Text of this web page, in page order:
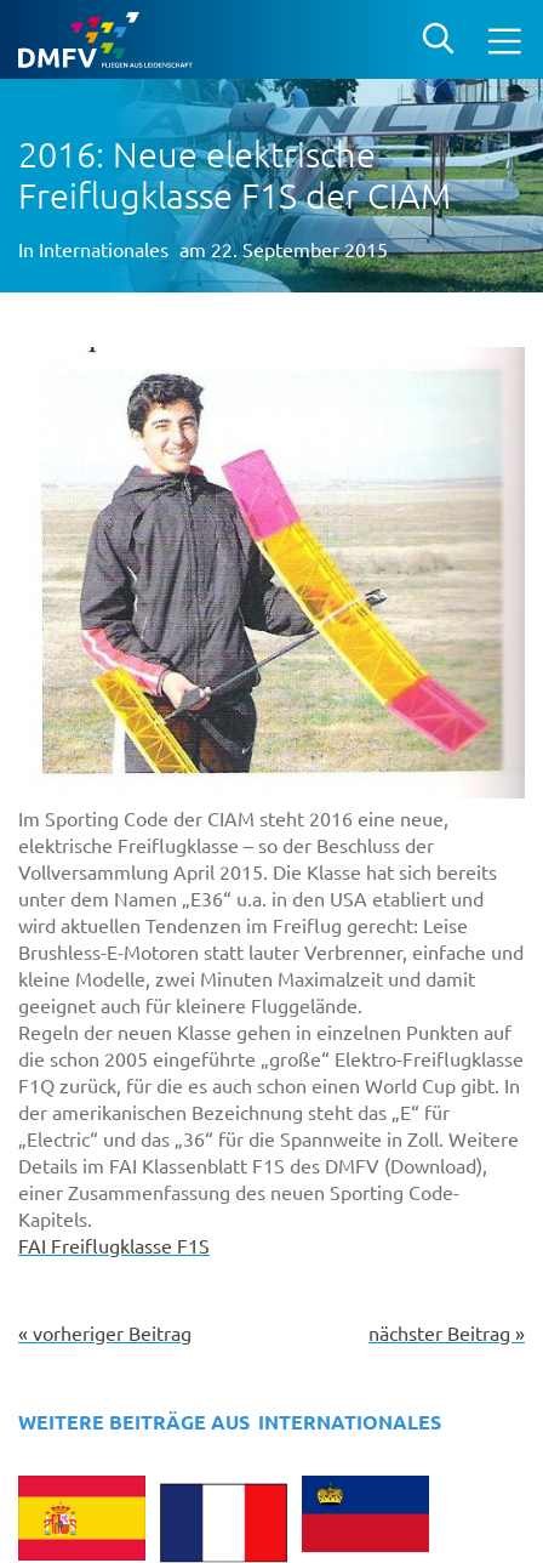
2016: Neue elektrische
Freiflugklasse F1S der CIAM
In Internationales am 22. September 2015
Im Sporting Code der CIAM steht 2016 eine neue,
elektrische Freiflugklasse – so der Beschluss der
Vollversammlung April 2015. Die Klasse hat sich bereits
unter dem Namen „E36“ u.a. in den USA etabliert und
wird aktuellen Tendenzen im Freiflug gerecht: Leise
Brushless-E-Motoren statt lauter Verbrenner, einfache und
kleine Modelle, zwei Minuten Maximalzeit und damit
geeignet auch für kleinere Fluggelände.
Regeln der neuen Klasse gehen in einzelnen Punkten auf
die schon 2005 eingeführte „große“ Elektro-Freiflugklasse
F1Q zurück, für die es auch schon einen World Cup gibt. In
der amerikanischen Bezeichnung steht das „E“ für
„Electric“ und das „36“ für die Spannweite in Zoll. Weitere
Details im FAI Klassenblatt F1S des DMFV (Download),
einer Zusammenfassung des neuen Sporting Code-
Kapitels.
FAI Freiflugklasse F1S
« vorheriger Beitrag nächster Beitrag »
WEITERE BEITRÄGE AUS INTERNATIONALES